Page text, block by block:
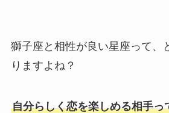
獅子座と相性が良い星座って、
りますよね？
自分らしく恋を楽しめる相手っ